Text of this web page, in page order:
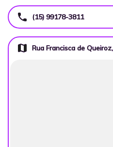
call (15) 99178-3811
map Rua Francisca de